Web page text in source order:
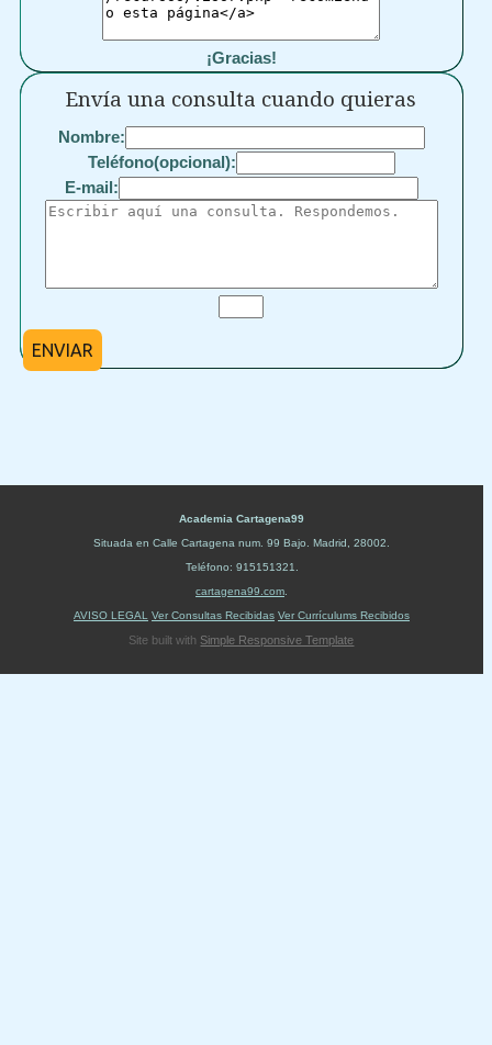
¡Gracias!
Envía una consulta cuando quieras
Nombre:
Teléfono(opcional):
E-mail:
ENVIAR
Academia Cartagena99
Situada en Calle Cartagena num. 99 Bajo Madrid 28002
Teléfono: 915151321
cartagena99.com
AVISO LEGAL
Ver Consultas Recibidas Ver Currículums Recibidos
Site built with Simple Responsive Template